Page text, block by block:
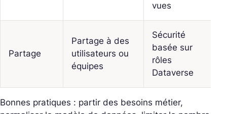
vues
Partage
Partage à des
utilisateurs ou
équipes
Sécurité
basée sur
rôles
Dataverse
Bonnes pratiques : partir des besoins métier,